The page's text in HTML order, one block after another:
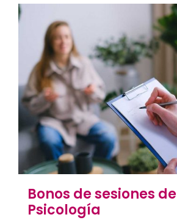
Tienda
Contacto
Llámanos 912 129 122
Bonos de sesiones de
Psicología